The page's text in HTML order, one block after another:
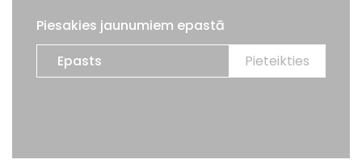
Piesakies jaunumiem epastā